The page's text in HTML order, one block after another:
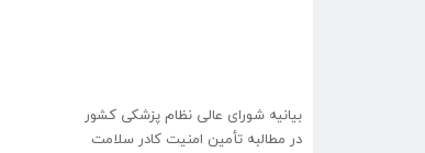
بیانیه شورای عالی نظام پزشکی کشور
در مطالبه تأمین امنیت کادر سلامت